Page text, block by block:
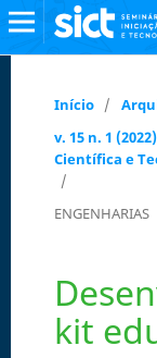
Início /
v. 15 n. 1
Científica e
/
ENGENHARIAS
kit